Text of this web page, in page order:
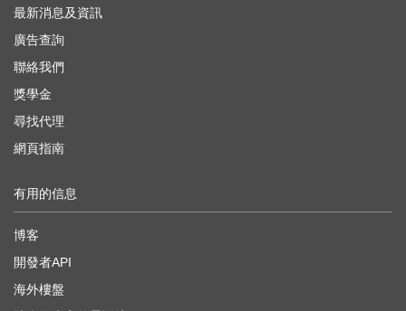
最新消息及資訊
廣告查詢
聯絡我們
獎學金
尋找代理
網頁指南
有用的信息
博客
開發者API
海外樓盤